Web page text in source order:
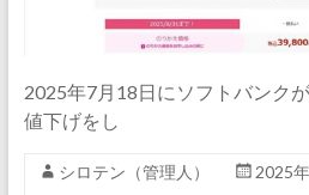
2025年7月18日にソフトバンク
値下げをし
シロテン（管理人）
2025